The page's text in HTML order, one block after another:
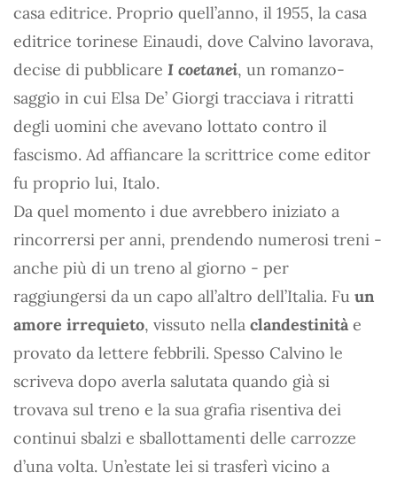
casa editrice. Proprio quell’anno, il 1955, la casa
editrice torinese Einaudi, dove Calvino lavorava,
decise di pubblicare I coetanei, un romanzo-
saggio in cui Elsa De’ Giorgi tracciava i ritratti
degli uomini che avevano lottato contro il
fascismo. Ad affiancare la scrittrice come editor
fu proprio lui, Italo.
Da quel momento i due avrebbero iniziato a
rincorrersi per anni, prendendo numerosi treni -
anche più di un treno al giorno - per
raggiungersi da un capo all’altro dell’Italia. Fu un
amore irrequieto, vissuto nella clandestinità e
provato da lettere febbrili. Spesso Calvino le
scriveva dopo averla salutata quando già si
trovava sul treno e la sua grafia risentiva dei
continui sbalzi e sballottamenti delle carrozze
d’una volta. Un’estate lei si trasferì vicino a